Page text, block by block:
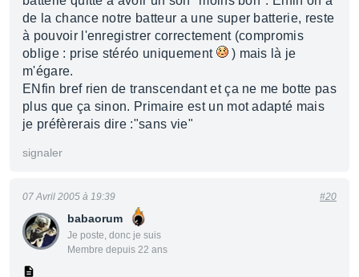
de la chance notre batteur a une super batterie, reste
à pouvoir l'enregistrer correctement (compromis
oblige : prise stéréo uniquement
) mais là je
m'égare.
ENfin bref rien de transcendant et ça ne me botte pas
plus que ça sinon. Primaire est un mot adapté mais
je préfèrerais dire :"sans vie"
signaler
babaorum
Je poste, donc je suis
Membre depuis 22 ans
07 Avril 2005 à 19:39 #20